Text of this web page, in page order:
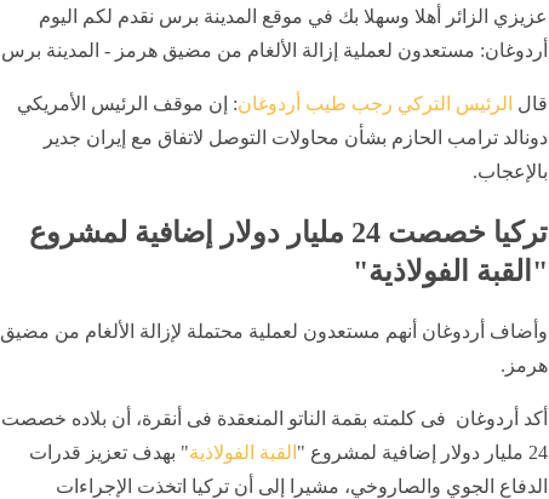
عزيزي الزائر أهلا وسهلا بك في موقع المدينة برس نقدم لكم اليوم
أردوغان: مستعدون لعملية إزالة الألغام من مضيق هرمز - المدينة برس
قال الرئيس التركي رجب طيب أردوغان: إن موقف الرئيس الأمريكي
دونالد ترامب الحازم بشأن محاولات التوصل لاتفاق مع إيران جدير
بالإعجاب.
تركيا خصصت 24 مليار دولار إضافية لمشروع
"القبة الفولاذية"
وأضاف أردوغان أنهم مستعدون لعملية محتملة لإزالة الألغام من مضيق
هرمز.
أكد أردوغان فى كلمته بقمة الناتو المنعقدة فى أنقرة، أن بلاده خصصت
24 مليار دولار إضافية لمشروع "
القبة الفولاذية" بهدف تعزيز قدرات
الدفاع الجوي والصاروخي، مشيرا إلى أن تركيا اتخذت الإجراءات